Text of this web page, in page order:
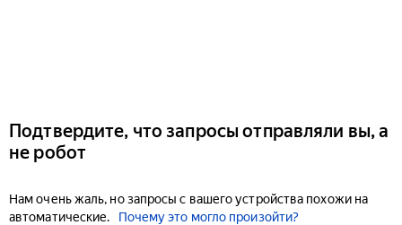
Подтвердите, что запросы отправляли вы, а
не робот
Нам очень жаль, но запросы с вашего устройства похожи на
автоматические.
Почему это могло произойти?